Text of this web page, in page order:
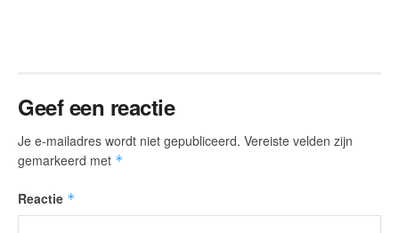
Geef een reactie
Je e-mailadres wordt niet gepubliceerd. Vereiste velden zijn
gemarkeerd met *
Reactie *